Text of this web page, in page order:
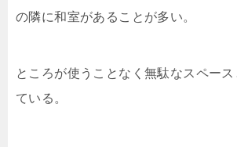
の隣に和室があることが多い。
ところが使うことなく無駄なスペー
ている。